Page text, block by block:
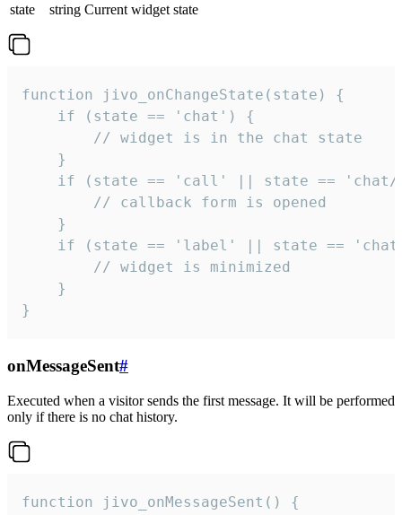
state string Current widget state
function jivo_onChangeState(state) {
    if (state == 'chat') {
        // widget is in the chat state
    }
if (state == 'call' || state ==
        // callback form is opened
    }
if (state == 'label' || state ==
        // widget is minimized
    }
}
onMessageSent#
Executed when a visitor sends the first message. It will be performed
only if there is no chat history.
function jivo_onMessageSent() {